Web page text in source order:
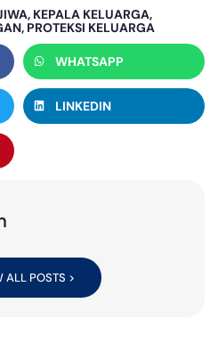
, KEPALA KELUARGA,
, PROTEKSI KELUARGA
WHATSAPP
LINKEDIN
ALL POSTS >